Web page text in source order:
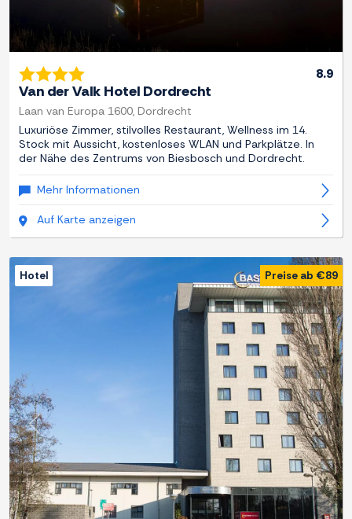
8.9
Van der Valk Hotel Dordrecht
Laan van Europa 1600, Dordrecht
Luxuriöse Zimmer, stilvolles Restaurant, Wellness im 14.
Stock mit Aussicht, kostenloses WLAN und Parkplätze. In
der Nähe des Zentrums von Biesbosch und Dordrecht.
Mehr Informationen
Auf Karte anzeigen
Zurück
Hotel Preise ab €89